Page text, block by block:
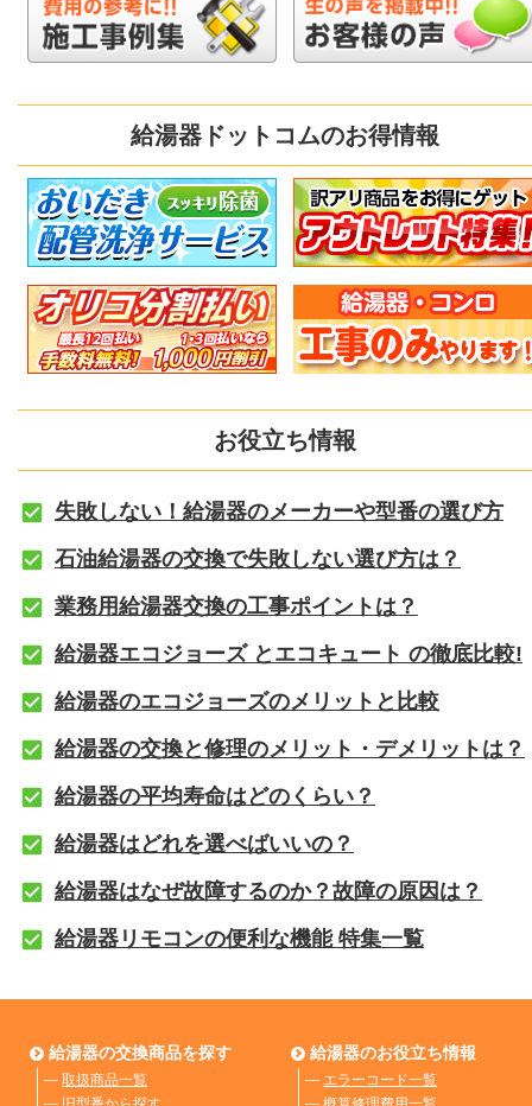
給湯器ドットコムのお得情報
お役立ち情報
失敗しない！給湯器のメーカーや型番の選び方
石油給湯器の交換で失敗しない選び方は？
業務用給湯器交換の工事ポイントは？
給湯器エコジョーズ とエコキュート の徹底比較!
給湯器のエコジョーズのメリットと比較
給湯器の交換と修理のメリット・デメリットは？
給湯器の平均寿命はどのくらい？
給湯器はどれを選べばいいの？
給湯器はなぜ故障するのか？故障の原因は？
給湯器リモコンの便利な機能 特集一覧
給湯器の交換商品を探す
― 取扱商品一覧
給湯器のお役立ち情報
― エラーコード一覧